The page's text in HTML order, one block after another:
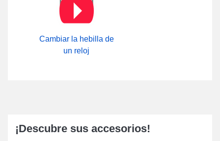
Cambiar la hebilla de
un reloj
¡Descubre sus accesorios!